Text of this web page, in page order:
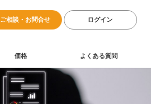
ご相談・お問合せ ログイン
価格 よくある質問